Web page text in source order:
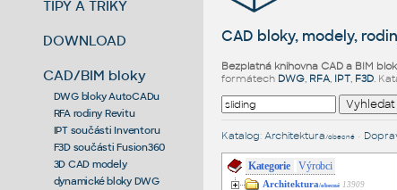
TIPY A TRIKY
DOWNLOAD
CAD/BIM bloky
DWG bloky AutoCADu
RFA rodiny Revitu
IPT součásti Inventoru
F3D součásti Fusion360
3D CAD modely
dynamické bloky DWG
CAD bloky, modely,
Bezplatná knihovna CAD a BIM
formátech DWG, RFA, IPT, F3D.
Katalog: Architektura /obecné•
Kategorie Výrobci
Architektura/obecné 13909